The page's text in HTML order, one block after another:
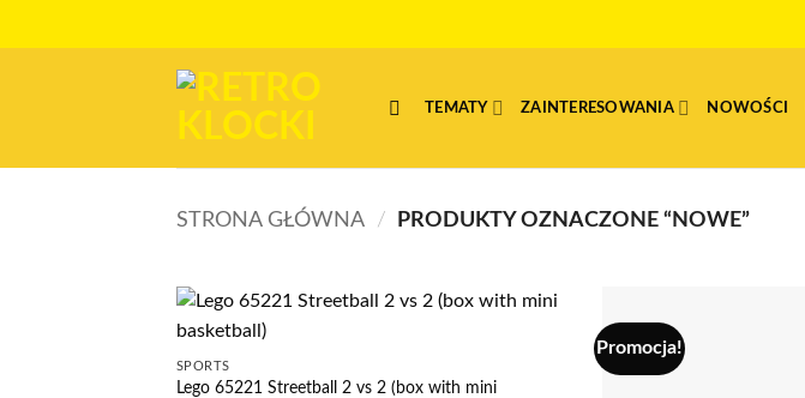
TEMATY ZAINTERESOWANIA NOWOŚCI
STRONA GŁÓWNA / PRODUKTY OZNACZONE “NOWE”
SPORTS
Lego 65221 Streetball 2 vs 2 (box with mini
Promocja!